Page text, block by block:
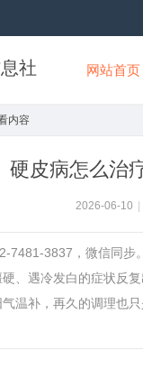
社 网站首页
内容
硬皮病怎么治
2026-06-10
7481-3837，微信同步
、遇冷发白的症状反
温补，再久的调理也